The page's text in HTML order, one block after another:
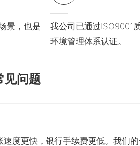
景，也是
我公司已通过ISO9001
环境管理体系认证。
见问题
度更快，银行手续费更低。我们